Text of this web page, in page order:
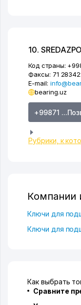
10.
Код страны:
Факсы: 71
E-mail:
bearing.uz
+99871
Рубрики, к
Компании
Ключи для
Ключи для
Как выбрать
Сравните